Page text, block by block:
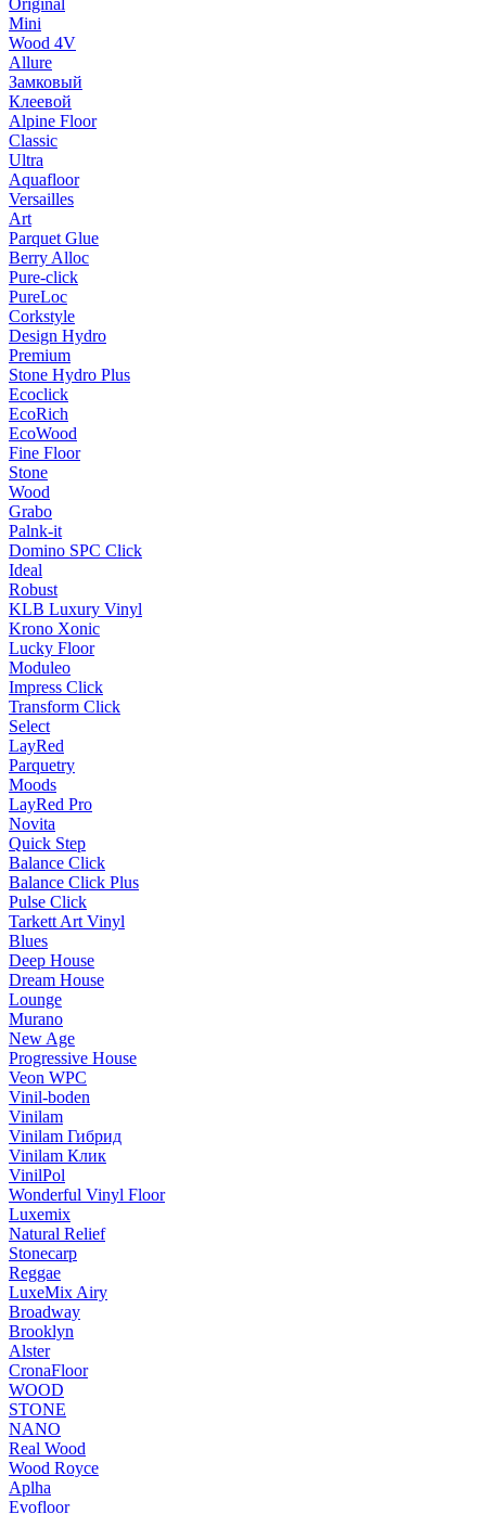
Original
Mini
Wood 4V
Allure
Замковый
Клеевой
Alpine Floor
Classic
Ultra
Aquafloor
Versailles
Art
Parquet Glue
Berry Alloc
Pure-click
PureLoc
Corkstyle
Design Hydro
Premium
Stone Hydro Plus
Ecoclick
EcoRich
EcoWood
Fine Floor
Stone
Wood
Grabo
Palnk-it
Domino SPC Click
Ideal
Robust
KLB Luxury Vinyl
Krono Xonic
Lucky Floor
Moduleo
Impress Click
Transform Click
Select
LayRed
Parquetry
Moods
LayRed Pro
Novita
Quick Step
Balance Click
Balance Click Plus
Pulse Click
Tarkett Art Vinyl
Blues
Deep House
Dream House
Lounge
Murano
New Age
Progressive House
Veon WPC
Vinil-boden
Vinilam
Vinilam Гибрид
Vinilam Клик
VinilPol
Wonderful Vinyl Floor
Luxemix
Natural Relief
Stonecarp
Reggae
LuxeMix Airy
Broadway
Brooklyn
Alster
CronaFloor
WOOD
STONE
NANO
Real Wood
Wood Royce
Aplha
Evofloor